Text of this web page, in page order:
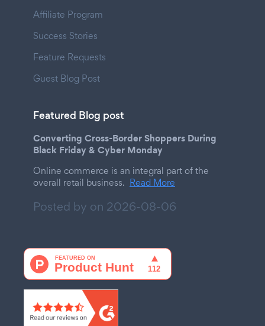
Affiliate Program
Success Stories
Feature Requests
Guest Blog Post
Featured Blog post
Converting Cross-Border Shoppers During
Black Friday & Cyber Monday
Online commerce is an integral part of the
overall retail business. Read More
Posted by on 2026-08-06